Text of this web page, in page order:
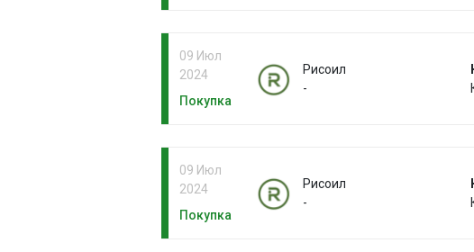
09 Июл
2024
Покупка
Рисоил
-
09 Июл
2024
Покупка
Рисоил
-